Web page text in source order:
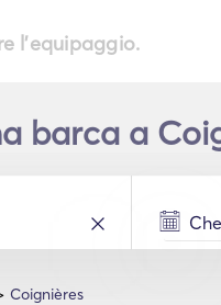
l'equipaggio.
barca a
Coignières